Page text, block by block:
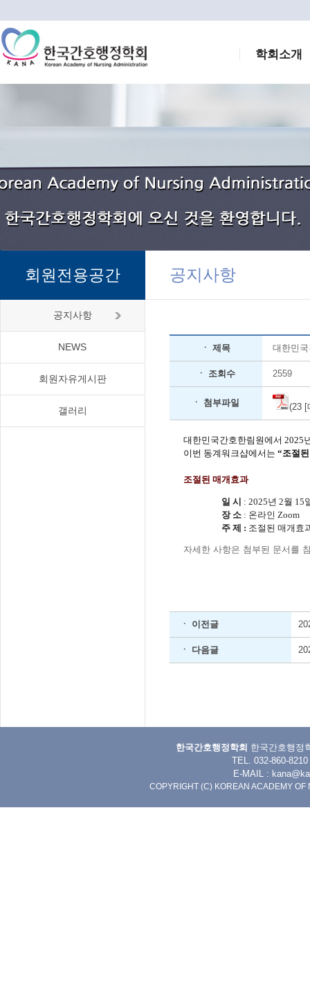
학회소개
회원전용공간
공지사항
NEWS
회원자유게시판
갤러리
공지사항
ㆍ 제목 대한민
ㆍ 조회수 2559
ㆍ 첨부파일 (23 [
대한민국간호한림원에서 2025
이번 동계워크샵에서는 “조절
조절된 매개효과
일 시 : 2025년 2월 15
장 소 : 온라인 Zoom
주 제 : 조절된 매개효
자세한 사항은 첨부된 문서를
ㆍ 이전글
ㆍ 다음글
한국간호행정학회 한국간호행정
TEL. 032-860-
E-MAIL :
COPYRIGHT (C) KOREAN ACADEMY